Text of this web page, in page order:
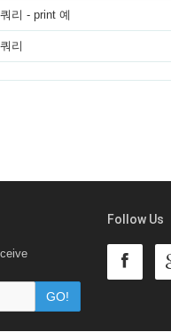
리 - print 예
리
Follow Us